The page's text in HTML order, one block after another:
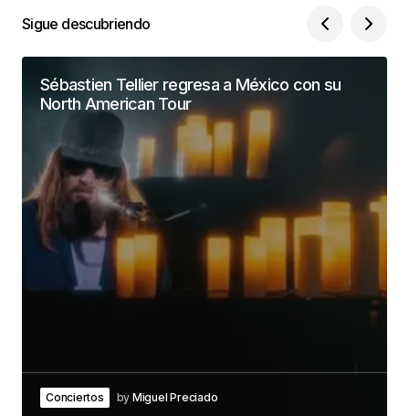
Sigue descubriendo
Sébastien Tellier regresa a México con su
North American Tour
Conciertos by Miguel Preciado